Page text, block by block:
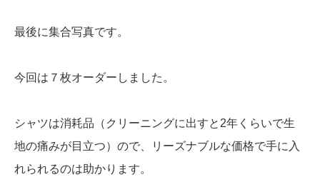
最後に集合写真です。
今回は７枚オーダーしました。
シャツは消耗品（クリーニングに出すと2年くらいで生
地の痛みが目立つ）ので、リーズナブルな価格で手に入
れられるのは助かります。